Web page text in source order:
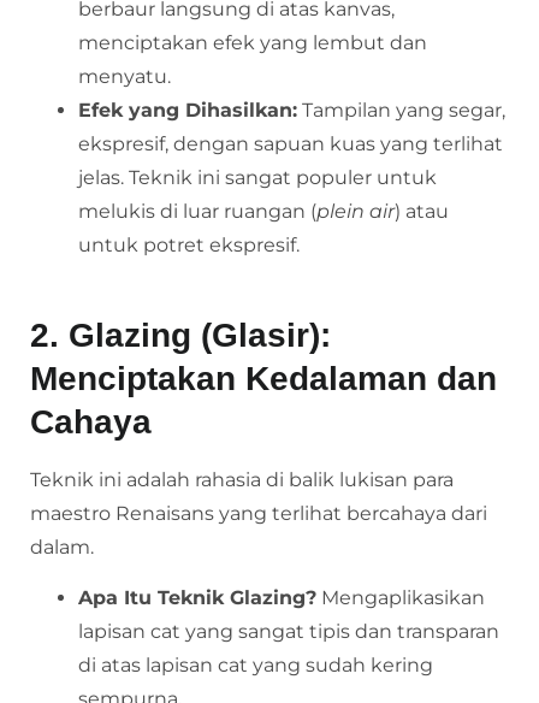
berbaur langsung di atas kanvas,
menciptakan efek yang lembut dan
menyatu.
Efek yang Dihasilkan: Tampilan yang segar,
ekspresif, dengan sapuan kuas yang terlihat
jelas. Teknik ini sangat populer untuk
melukis di luar ruangan (plein air) atau
untuk potret ekspresif.
2. Glazing (Glasir):
Menciptakan Kedalaman dan
Cahaya
Teknik ini adalah rahasia di balik lukisan para
maestro Renaisans yang terlihat bercahaya dari
dalam.
Apa Itu Teknik Glazing? Mengaplikasikan
lapisan cat yang sangat tipis dan transparan
di atas lapisan cat yang sudah kering